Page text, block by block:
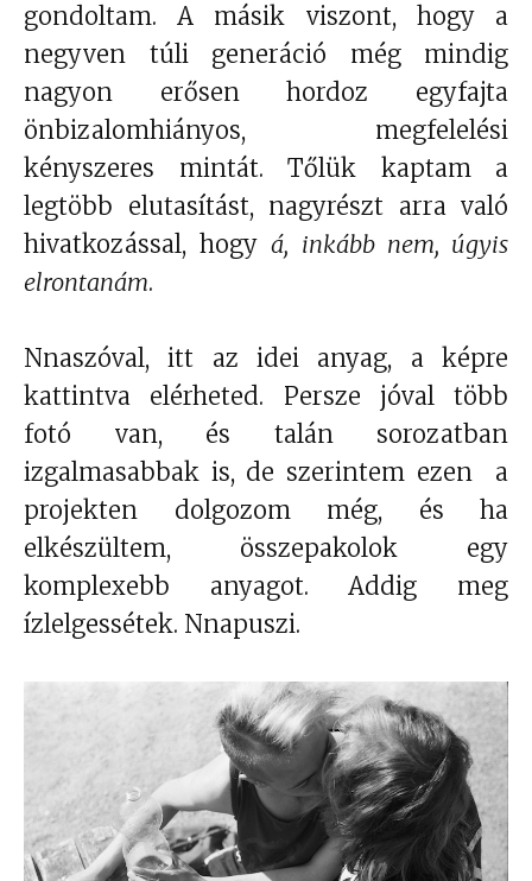
gondoltam. A másik viszont, hogy a
negyven túli generáció még mindig
nagyon erősen hordoz egyfajta
önbizalomhiányos, megfelelési
kényszeres mintát. Tőlük kaptam a
legtöbb elutasítást, nagyrészt arra való
hivatkozással, hogyá, inkább nem, úgyis
elrontanám.
Nnaszóval, itt az idei anyag, a képre
kattintva elérheted. Persze jóval több
fotó van, és talán sorozatban
izgalmasabbak is, de szerintem ezen a
projekten dolgozom még, és ha
elkészültem, összepakolok egy
komplexebb anyagot. Addig meg
ízlelgessétek. Nnapuszi.